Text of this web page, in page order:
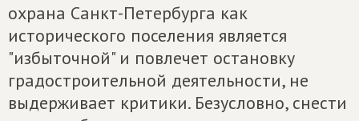
охрана Санкт-Петербурга как
исторического поселения является
"избыточной" и повлечет остановку
градостроительной деятельности, не
выдерживает критики. Безусловно, снести